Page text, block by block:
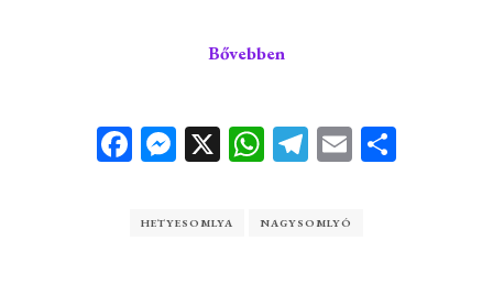
Bővebben
Facebook
Messenger
X WhatsApp
Telegram
Email
HETYESOMLYA NAGYSOMLYÓ